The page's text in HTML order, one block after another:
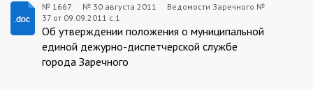
1667:2011-
№ 1667 № 30 августа 2011
Ведомости Заречного №
37 от 09.09.2011 с.1
Об утверждении положения о муниципальной
единой дежурно-диспетчерской службе
города Заречного